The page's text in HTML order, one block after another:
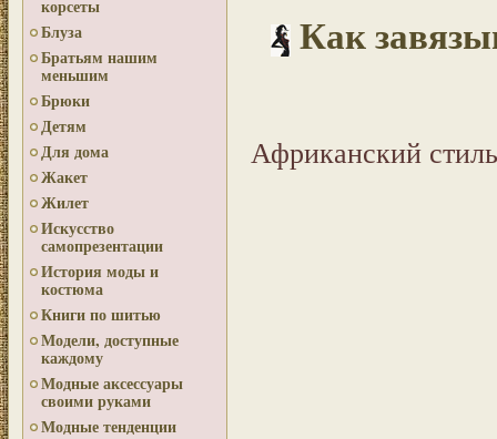
корсеты
Блуза
Братьям нашим
меньшим
Брюки
Детям
Для дома
Жакет
Жилет
Искусство
самопрезентации
История моды и
костюма
Книги по шитью
Модели, доступные
каждому
Модные аксессуары
своими руками
Модные тенденции
Как
Африканский